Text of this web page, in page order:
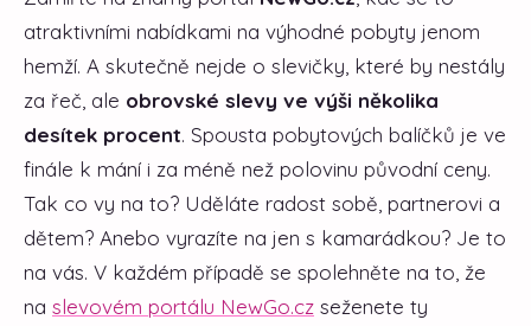
atraktivními nabídkami na výhodné pobyty jenom
hemží. A skutečně nejde o slevičky, které by nestály
za řeč, ale obrovské slevy ve výši několika
desítek procent. Spousta pobytových balíčků je ve
finále k mání i za méně než polovinu původní ceny.
Tak co vy na to? Uděláte radost sobě, partnerovi a
dětem? Anebo vyrazíte na jen s kamarádkou? Je to
na vás. V každém případě se spolehněte na to, že
na slevovém portálu NewGo.cz seženete ty